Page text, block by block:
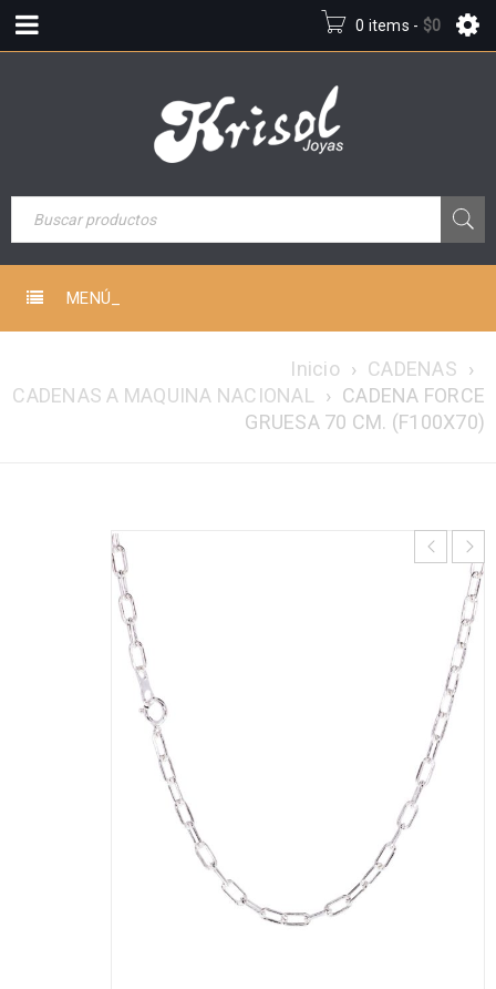
0 items - $0
MENÚ_
Inicio › CADENAS ›
CADENAS A MAQUINA NACIONAL
› CADENA FORCE
GRUESA 70 CM. (F100X70)